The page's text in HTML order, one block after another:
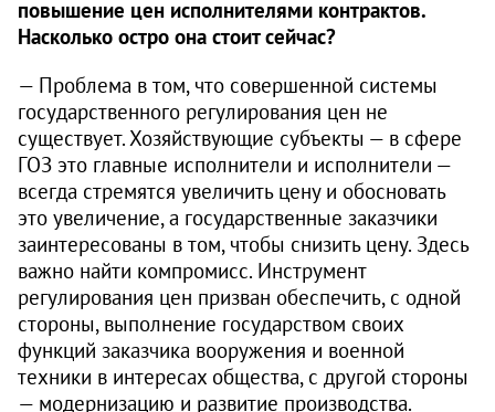
повышение цен исполнителями контрактов.
Насколько остро она стоит сейчас?
— Проблема в том, что совершенной системы
государственного регулирования цен не
существует. Хозяйствующие субъекты — в сфере
ГОЗ это главные исполнители и исполнители —
всегда стремятся увеличить цену и обосновать
это увеличение, а государственные заказчики
заинтересованы в том, чтобы снизить цену. Здесь
важно найти компромисс. Инструмент
регулирования цен призван обеспечить, с одной
стороны, выполнение государством своих
функций заказчика вооружения и военной
техники в интересах общества, с другой стороны
— модернизацию и развитие производства.